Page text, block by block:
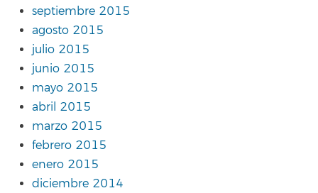
septiembre 2015
agosto 2015
julio 2015
junio 2015
mayo 2015
abril 2015
marzo 2015
febrero 2015
enero 2015
diciembre 2014